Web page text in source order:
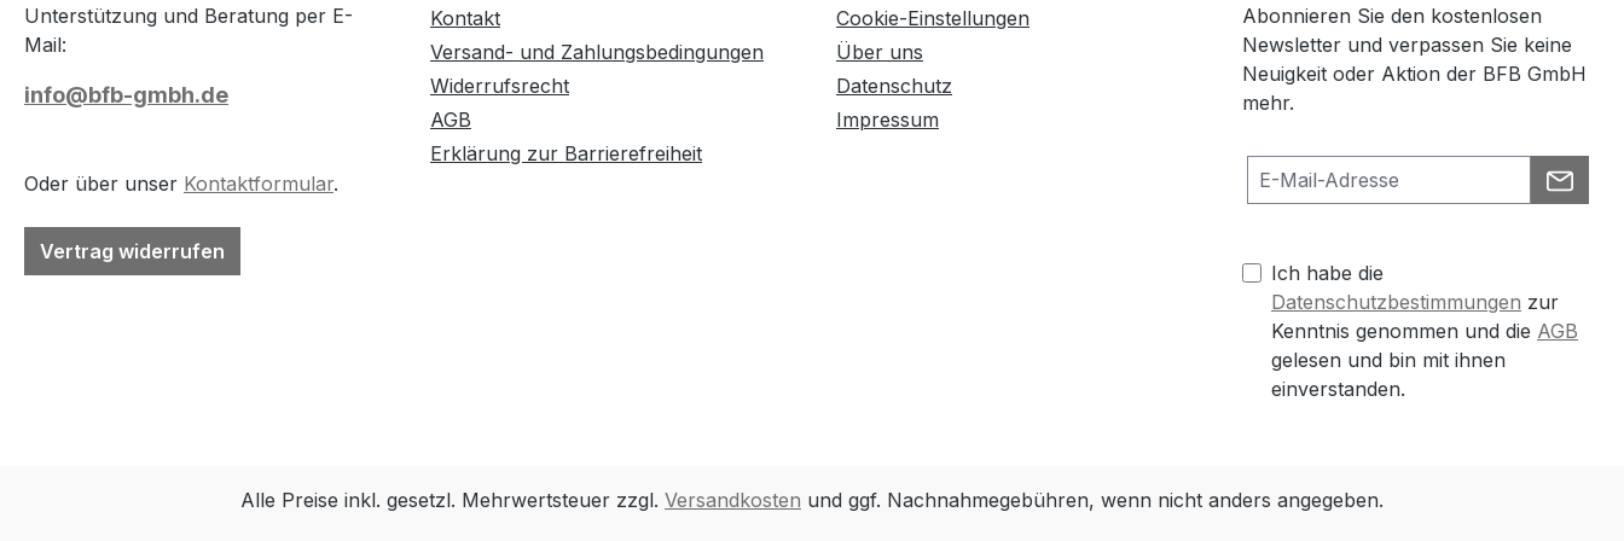
Unterstützung und Beratung per E-
Mail:
info@bfb-gmbh.de
Oder über unser Kontaktformular.
Vertrag widerrufen
Kontakt
Versand- und Zahlungsbedingungen
Widerrufsrecht
AGB
Erklärung zur Barrierefreiheit
Cookie-Einstellungen
Über uns
Datenschutz
Impressum
Abonnieren Sie den kostenlosen
Newsletter und verpassen Sie keine
Neuigkeit oder Aktion der BFB GmbH
mehr.
Ich habe die
Datenschutzbestimmungen zur
Kenntnis genommen und die AGB
gelesen und bin mit ihnen
einverstanden.
Alle Preise inkl. gesetzl. Mehrwertsteuer zzgl. Versandkosten und ggf. Nachnahmegebühren, wenn nicht anders angegeben.